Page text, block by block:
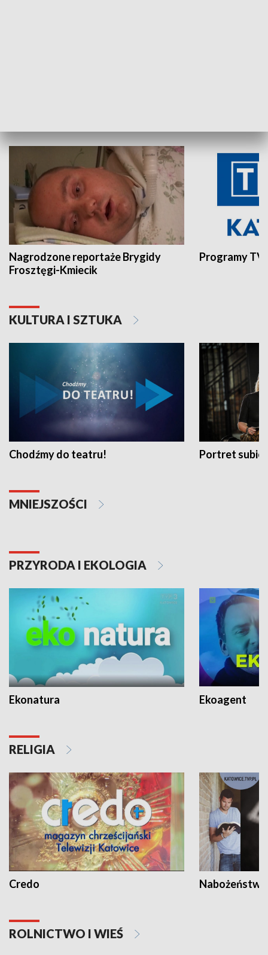
Nagrodzone reportaże Brygidy
Frosztęgi-Kmiecik
Programy
KULTURA I SZTUKA
Chodźmy do teatru! Portret
MNIEJSZOŚCI
PRZYRODA I EKOLOGIA
Ekonatura Ekoagent
RELIGIA
Credo
ROLNICTWO I WIEŚ